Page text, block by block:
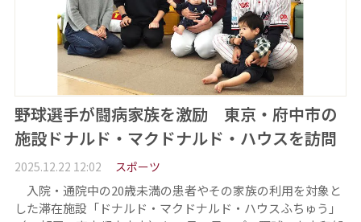
野球選手が闘病家族を激励 東京・府中市の
施設ドナルド・マクドナルド・ハウスを訪問
2025.12.22 12:02 スポーツ
入院・通院中の20歳未満の患者やその家族の利用を対象と
した滞在施設「ドナルド・マクドナルド・ハウスふちゅう」